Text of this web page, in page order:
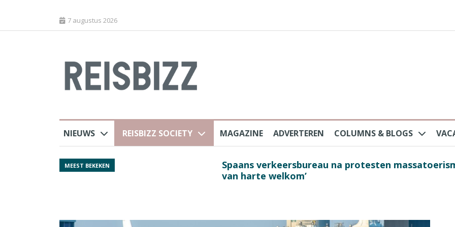
7 augustus 2026
NIEUWS REISBIZZ SOCIETY MAGAZINE ADVERTEREN COLUMNS & BLOGS
MEEST BEKEKEN
Spaans verkeersbureau na protesten massatoerisme: ‘Nederlandse